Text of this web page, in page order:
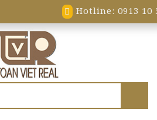
Hotline: 0913 10